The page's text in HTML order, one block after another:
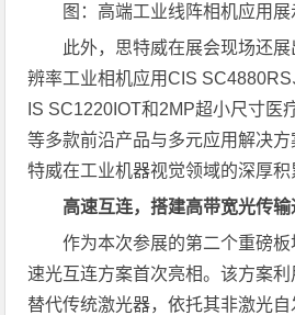
图：高端工业线阵相机应用展
此外，思特威在展会现场还
辨率工业相机应用CIS
IS SC1220IOT和2MP超小尺寸医
等多款前沿产品与多元应用解决
特威在工业机器视觉领域的深厚积
高速互连，搭建高带宽光传输
作为本次参展的第二个重磅
速光互连方案首次亮相。该方案
替代传统激光器，依托其非激光